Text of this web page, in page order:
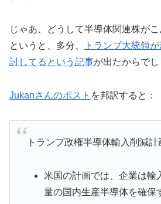
じゃあ、どうして半導体関連株が
というと、多分、
トランプ大統領
討してるという記事が出たからでし
Jukanさんのポスト を邦訳すると：
トランプ政権半導体輸入削減計
米国の計画では、企業は輸
量の国内生産半導体を確保